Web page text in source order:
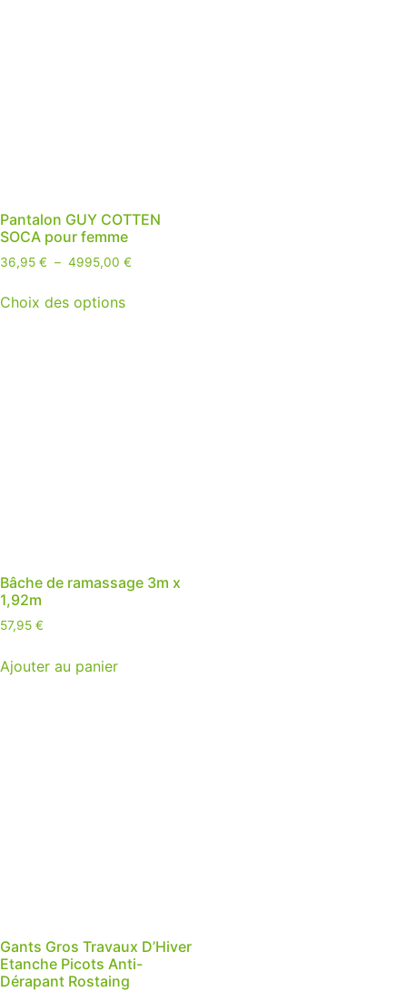
Pantalon GUY COTTEN
SOCA pour femme
36,95 € – 4995,00 €
Choix des options
Bâche de ramassage 3m x
1,92m
57,95 €
Ajouter au panier
Gants Gros Travaux D’Hiver
Etanche Picots Anti-
Dérapant Rostaing